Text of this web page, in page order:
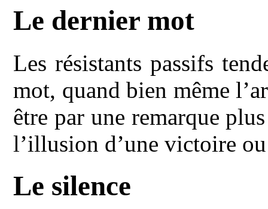
Le dernier mot
Les résistants passifs
mot, quand bien même
être par une remarque
l’illusion d’une victoire
Le silence